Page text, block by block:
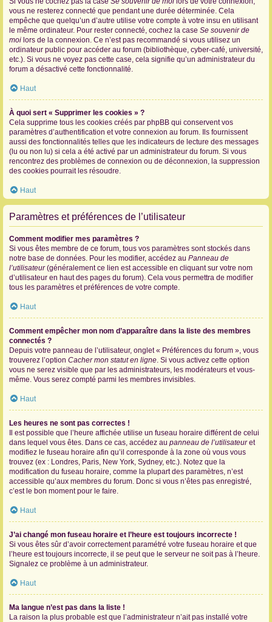
vous ne resterez connecté que pendant une durée déterminée. Cela
empêche que quelqu’un d’autre utilise votre compte à votre insu en utilisant
le même ordinateur. Pour rester connecté, cochez la case Se souvenir de
moi lors de la connexion. Ce n’est pas recommandé si vous utilisez un
ordinateur public pour accéder au forum (bibliothèque, cyber-café, université,
etc.). Si vous ne voyez pas cette case, cela signifie qu’un administrateur du
forum a désactivé cette fonctionnalité.
Haut
À quoi sert « Supprimer les cookies » ?
Cela supprime tous les cookies créés par phpBB qui conservent vos
paramètres d’authentification et votre connexion au forum. Ils fournissent
aussi des fonctionnalités telles que les indicateurs de lecture des messages
(lu ou non lu) si cela a été activé par un administrateur du forum. Si vous
rencontrez des problèmes de connexion ou de déconnexion, la suppression
des cookies pourrait les résoudre.
Haut
Paramètres et préférences de l’utilisateur
Comment modifier mes paramètres ?
Si vous êtes membre de ce forum, tous vos paramètres sont stockés dans
notre base de données. Pour les modifier, accédez au Panneau de
l’utilisateur(généralement ce lien est accessible en cliquant sur votre nom
d’utilisateur en haut des pages du forum). Cela vous permettra de modifier
tous les paramètres et préférences de votre compte.
Haut
Comment empêcher mon nom d’apparaître dans la liste des membres
connectés ?
Depuis votre panneau de l’utilisateur, onglet « Préférences du forum », vous
trouverez l’option Cacher mon statut en ligne. Si vous activez cette option
vous ne serez visible que par les administrateurs, les modérateurs et vous-
même. Vous serez compté parmi les membres invisibles.
Haut
Les heures ne sont pas correctes !
Il est possible que l’heure affichée utilise un fuseau horaire différent de celui
dans lequel vous êtes. Dans ce cas, accédez au panneau de l’utilisateuret
modifiez le fuseau horaire afin qu’il corresponde à la zone où vous vous
trouvez (ex : Londres, Paris, New York, Sydney, etc.). Notez que la
modification du fuseau horaire, comme la plupart des paramètres, n’est
accessible qu’aux membres du forum. Donc si vous n’êtes pas enregistré,
c’est le bon moment pour le faire.
Haut
J’ai changé mon fuseau horaire et l’heure est toujours incorrecte !
Si vous êtes sûr d’avoir correctement paramétré votre fuseau horaire et que
l’heure est toujours incorrecte, il se peut que le serveur ne soit pas à l’heure.
Signalez ce problème à un administrateur.
Haut
Ma langue n’est pas dans la liste !
La raison la plus probable est que l’administrateur n’ait pas installé votre